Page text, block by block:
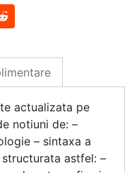
actualizata pe
notiuni de: –
– sintaxa a
astfel: –